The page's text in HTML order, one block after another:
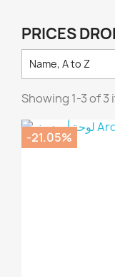
PRICES
Name, A to Z
Showing 1-3 of 3
‎-21.05%